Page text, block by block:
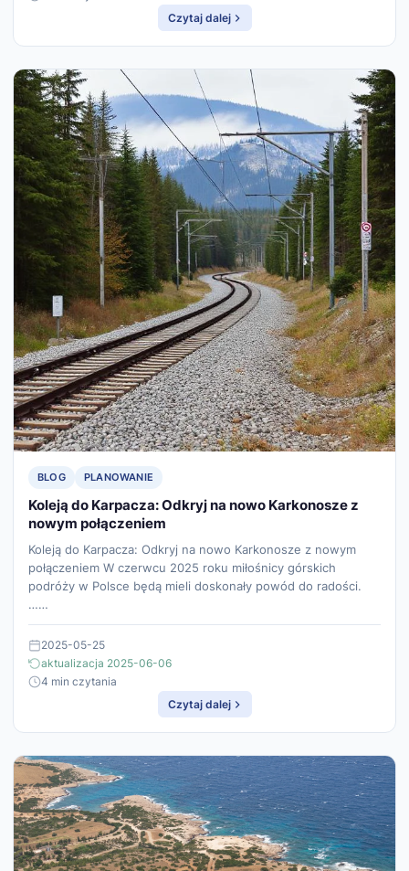
Czytaj dalej
BLOG PLANOWANIE
Koleją do Karpacza: Odkryj na nowo Karkonosze z
nowym połączeniem
Koleją do Karpacza: Odkryj na nowo Karkonosze z nowym
połączeniem W czerwcu 2025 roku miłośnicy górskich
podróży w Polsce będą mieli doskonały powód do radości.
……
2025-05-25
aktualizacja 2025-06-06
4 min czytania
Czytaj dalej